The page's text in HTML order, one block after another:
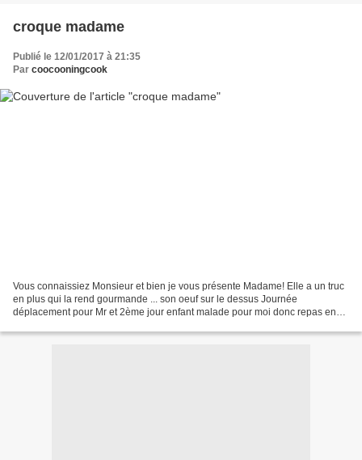
croque madame
Publié le 12/01/2017 à 21:35
Par coocooningcook
Vous connaissiez Monsieur et bien je vous présente Madame! Elle a un truc
en plus qui la rend gourmande ... son oeuf sur le dessus Journée
déplacement pour Mr et 2ème jour enfant malade pour moi donc repas en